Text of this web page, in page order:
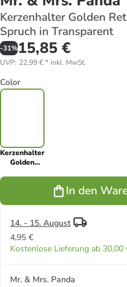
Kerzenhalter Golden
Spruch in Transparent
-31%15,85 €
UVP: 22,99 €* inkl. MwSt.
Color
Kerzenhalter
Golden
In den
14. - 15. August
4,95 €
Kostenlose Lieferung ab 30,00
Mr. & Mrs. Panda